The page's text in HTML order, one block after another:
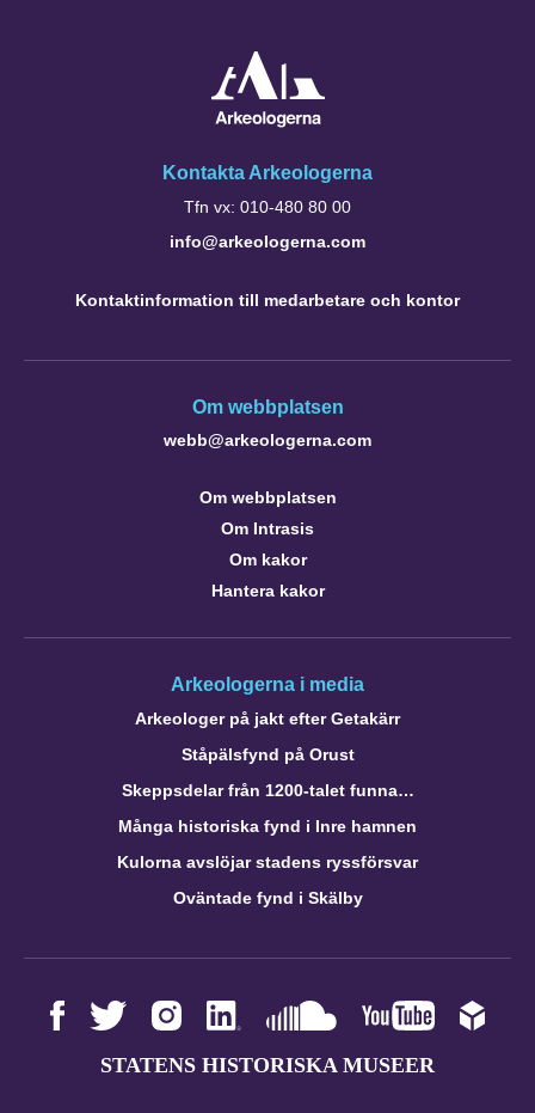
Kontakta Arkeologerna
Tfn vx: 010-480 80 00
info@arkeologerna.com
Kontaktinformation till medarbetare och kontor
Om webbplatsen
webb@arkeologerna.com
Om webbplatsen
Om Intrasis
Om kakor
Hantera kakor
Arkeologerna i media
Arkeologer på jakt efter Getakärr
Ståpälsfynd på Orust
Skeppsdelar från 1200-talet funna…
Många historiska fynd i Inre hamnen
Kulorna avslöjar stadens ryssförsvar
Oväntade fynd i Skälby
STATENS HISTORISKA MUSEER